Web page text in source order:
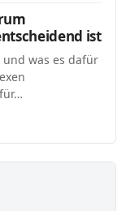
ist
und was es dafür